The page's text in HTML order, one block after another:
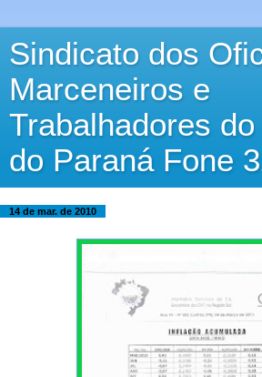
Sindicato dos
Marceneiros e
Trabalhadores
do Paraná Fone
14 de mar. de 2010